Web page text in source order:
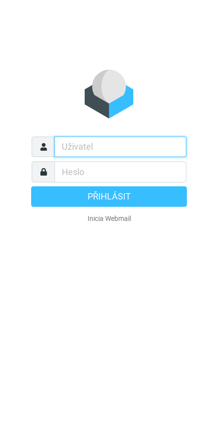
PŘIHLÁSIT
Inicia Webmail